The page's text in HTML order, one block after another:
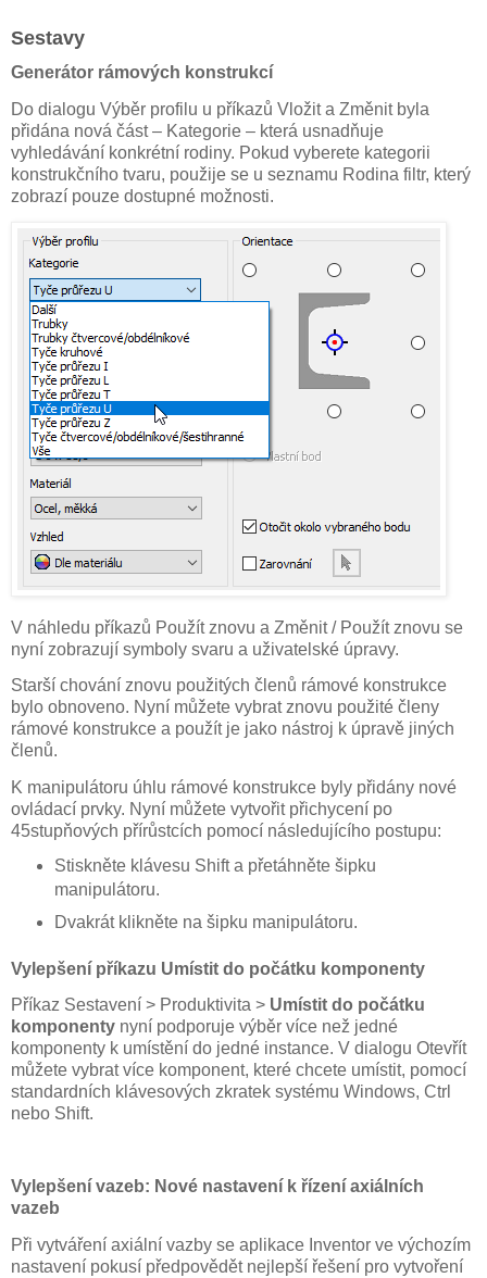
Sestavy
Generátor rámových konstrukcí
Do dialogu Výběr profilu u příkazů Vložit a Změnit byla
přidána nová část – Kategorie – která usnadňuje
vyhledávání konkrétní rodiny. Pokud vyberete kategorii
konstrukčního tvaru, použije se u seznamu Rodina filtr, který
zobrazí pouze dostupné možnosti.
V náhledu příkazů Použít znovu a Změnit / Použít znovu se
nyní zobrazují symboly svaru a uživatelské úpravy.
Starší chování znovu použitých členů rámové konstrukce
bylo obnoveno. Nyní můžete vybrat znovu použité členy
rámové konstrukce a použít je jako nástroj k úpravě jiných
členů.
K manipulátoru úhlu rámové konstrukce byly přidány nové
ovládací prvky. Nyní můžete vytvořit přichycení po
45stupňových přírůstcích pomocí následujícího postupu:
Stiskněte klávesu Shift a přetáhněte šipku
manipulátoru.
Dvakrát klikněte na šipku manipulátoru.
Vylepšení příkazu Umístit do počátku komponenty
Příkaz Sestavení > Produktivita > Umístit do počátku
komponenty nyní podporuje výběr více než jedné
komponenty k umístění do jedné instance. V dialogu Otevřít
můžete vybrat více komponent, které chcete umístit, pomocí
standardních klávesových zkratek systému Windows, Ctrl
nebo Shift.
Vylepšení vazeb: Nové nastavení k řízení axiálních
vazeb
Při vytváření axiální vazby se aplikace Inventor ve výchozím
nastavení pokusí předpovědět nejlepší řešení pro vytvoření